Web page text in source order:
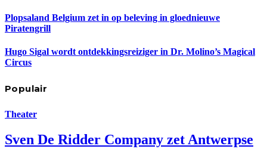
Plopsaland Belgium zet in op beleving in gloednieuwe
Piratengrill
Hugo Sigal wordt ontdekkingsreiziger in Dr. Molino’s Magical
Circus
Populair
Theater
Sven De Ridder Company zet Antwerpse